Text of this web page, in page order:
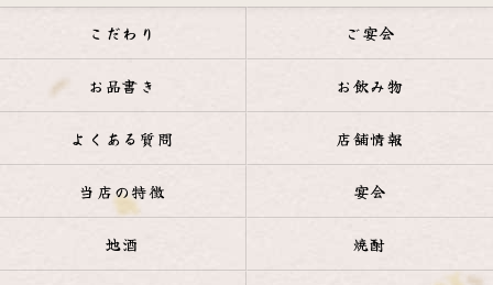
こだわり ご宴会
お品書き お飲み物
よくある質問 店舗情報
当店の特徴 宴会
地酒 焼酎